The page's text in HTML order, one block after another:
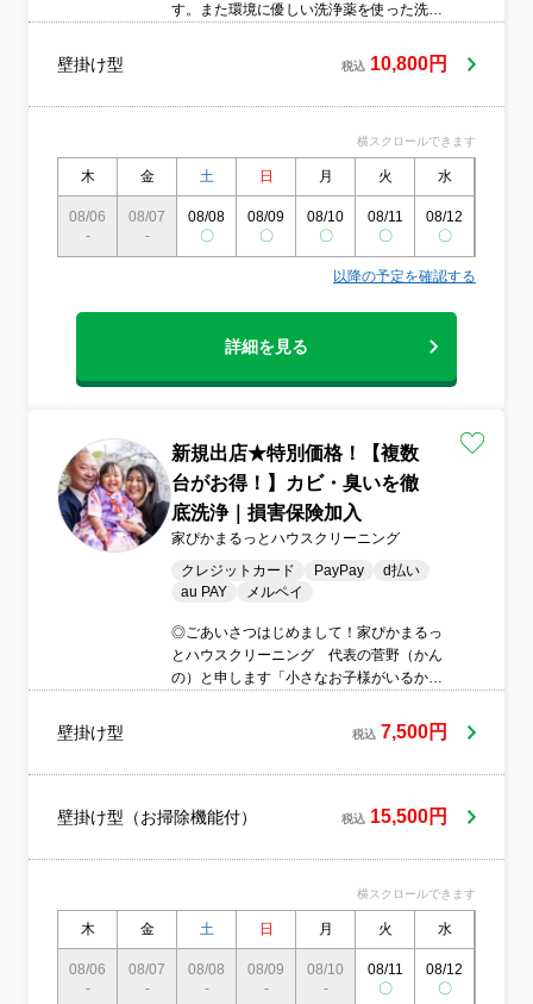
す。また環境に優しい洗浄薬を使った洗浄
損害保険に加入しておりますので、作業で
の故障があきらかな場合も安心です。
壁掛け型 税込 10,800円
横スクロールできます
木 金 土 日 月 火 水
08/06
-
08/07
-
08/08
〇
08/09
〇
08/10
〇
08/11
〇
08/12
〇
以降の予定を確認する
詳細を見る
新規出店★特別価格！【複数
台がお得！】カビ・臭いを徹
底洗浄｜損害保険加入
家ぴかまるっとハウスクリーニング
クレジットカード
PayPay
d払い
au PAY
メルペイ
◎ごあいさつはじめまして！家ぴかまるっ
とハウスクリーニング 代表の菅野（かん
の）と申します「小さなお子様がいるから
「ご高齢のお客様が無理をせず、安心して
頼める存在でありたい」そんな気持ちを持
に立って、一つひとつ丁寧に、誠実に対応
っとハウスクリーニングの「5大◎ポイン
験豊富なスタッフが、手の届きにくい場所
や細かな部分まで丁寧にお掃除。プロの仕
上がりをぜひ実感してください！② 安心・
安全なエコ洗剤を使用！哺乳瓶の洗浄にも
使えるほどやさしい洗剤を使用。小さなお
壁掛け型 税込 7,500円
壁掛け型（お掃除機能付） 税込 15,500円
横スクロールできます
木 金 土 日 月 火 水
08/06
-
08/07
-
08/08
-
08/09
-
08/10
-
08/11
〇
08/12
〇